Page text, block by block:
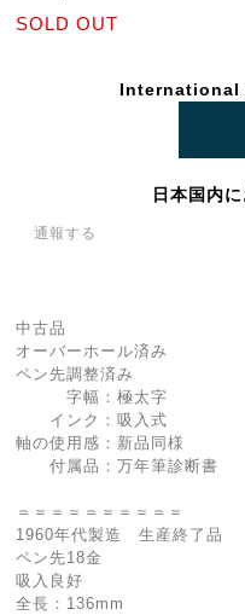
SOLD OUT
日本国内
通報する
中古品
オーバーホール済み
ペン先調整済み
字幅：極太字
インク：吸入式
軸の使用感：新品同様
付属品：万年筆診断書
＝＝＝＝＝＝＝＝＝＝
1960年代製造 生産終了品
ペン先18金
吸入良好
全長：136mm